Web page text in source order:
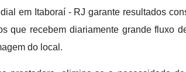
em Itaboraí - RJ garante resultados
que recebem diariamente grande fluxo
do local.